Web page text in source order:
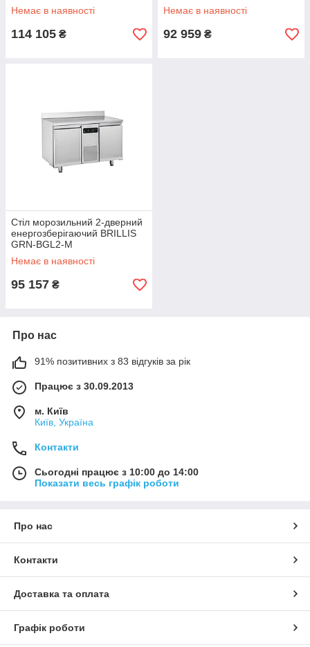
Немає в наявності
114 105 ₴
Немає в наявності
92 959 ₴
Стіл морозильний 2-дверний
енергозберігаючий BRILLIS
GRN-BGL2-M
Немає в наявності
95 157 ₴
Про нас
91% позитивних з 83 відгуків за рік
Працює з 30.09.2013
м. Київ
Київ, Україна
Контакти
Сьогодні працює з 10:00 до 14:00
Показати весь графік роботи
Про нас
Контакти
Доставка та оплата
Графік роботи